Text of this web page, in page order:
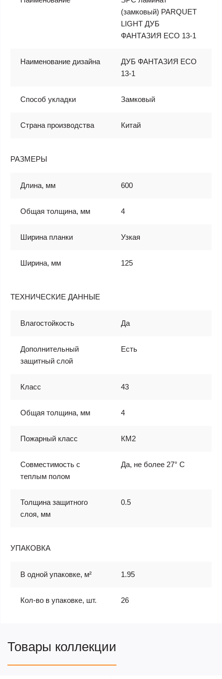
(замковый) PARQUET
LIGHT ДУБ
ФАНТАЗИЯ ЕСО 13-1
Наименование дизайна
ДУБ ФАНТАЗИЯ ЕСО
13-1
Способ укладки Замковый
Страна производства Китай
РАЗМЕРЫ
Длина, мм 600
Общая толщина, мм 4
Ширина планки Узкая
Ширина, мм 125
ТЕХНИЧЕСКИЕ ДАННЫЕ
Влагостойкость Да
Дополнительный
защитный слой
Есть
Класс 43
Общая толщина, мм 4
Пожарный класс КМ2
Совместимость с
теплым полом
Да, не более 27° С
Толщина защитного
слоя, мм
0.5
УПАКОВКА
В одной упаковке, м² 1.95
Кол-во в упаковке, шт. 26
Товары коллекции